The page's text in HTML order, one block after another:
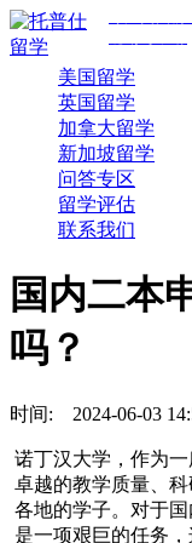
美国留学
英国留学
加拿大留学
新加坡留学
问答专区
留学评估
联系我们
国内二本
吗？
时间: 2024-06-03
诺丁汉大学，作为
卓越的教学质量、
各地的学子。对于
是一项艰巨的任务